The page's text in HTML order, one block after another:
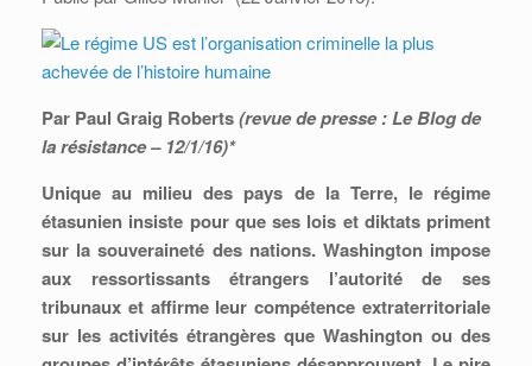
Par Paul Graig Roberts(revue de presse : Le Blog de
la résistance – 12/1/16)*
Unique au milieu des pays de la Terre, le régime
étasunien insiste pour que ses lois et diktats priment
sur la souveraineté des nations. Washington impose
aux ressortissants étrangers l’autorité de ses
tribunaux et affirme leur compétence extraterritoriale
sur les activités étrangères que Washington ou des